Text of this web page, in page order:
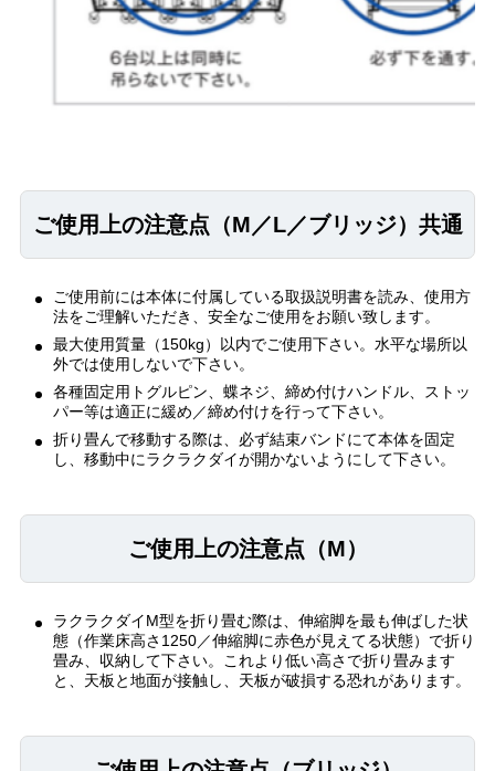
ご使用上の注意点（M／L／ブリッジ）共通
ご使用前には本体に付属している取扱説明書を読み、使用方
法をご理解いただき、安全なご使用をお願い致します。
最大使用質量（150kg）以内でご使用下さい。水平な場所以
外では使用しないで下さい。
各種固定用トグルピン、蝶ネジ、締め付けハンドル、ストッ
パー等は適正に緩め／締め付けを行って下さい。
折り畳んで移動する際は、必ず結束バンドにて本体を固定
し、移動中にラクラクダイが開かないようにして下さい。
ご使用上の注意点（M）
ラクラクダイM型を折り畳む際は、伸縮脚を最も伸ばした状
態（作業床高さ1250／伸縮脚に赤色が見えてる状態）で折り
畳み、収納して下さい。これより低い高さで折り畳みます
と、天板と地面が接触し、天板が破損する恐れがあります。